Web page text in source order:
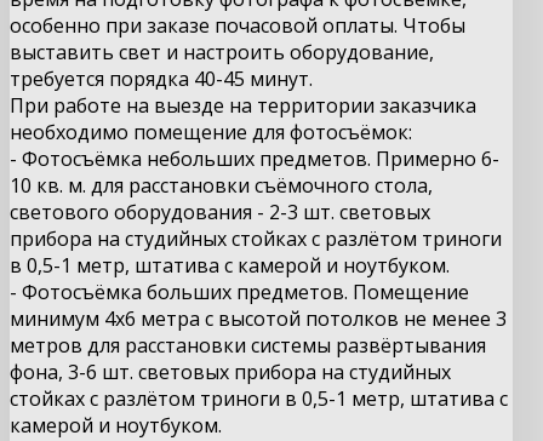
особенно при заказе почасовой оплаты. Чтобы
выставить свет и настроить оборудование,
требуется порядка 40-45 минут.
При работе на выезде на территории заказчика
необходимо помещение для фотосъёмок:
- Фотосъёмка небольших предметов. Примерно 6-
10 кв. м. для расстановки съёмочного стола,
светового оборудования - 2-3 шт. световых
прибора на студийных стойках с разлётом триноги
в 0,5-1 метр, штатива с камерой и ноутбуком.
- Фотосъёмка больших предметов. Помещение
минимум 4х6 метра с высотой потолков не менее 3
метров для расстановки системы развёртывания
фона, 3-6 шт. световых прибора на студийных
стойках с разлётом триноги в 0,5-1 метр, штатива с
камерой и ноутбуком.